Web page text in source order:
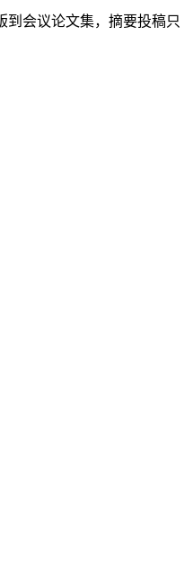
会议论文集，摘要投稿只